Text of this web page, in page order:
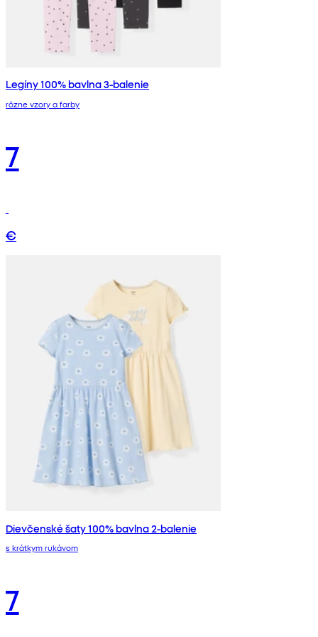
Legíny 100% bavlna 3-balenie
rôzne vzory a farby
7
€
Dievčenské šaty 100% bavlna 2-balenie
s krátkym rukávom
7